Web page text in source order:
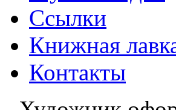
Ссылки
Книжная
Контакты